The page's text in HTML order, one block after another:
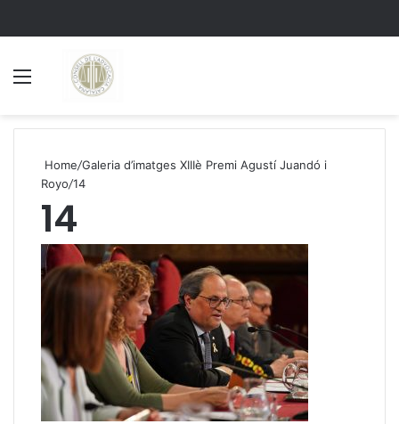
Home/Galeria d’imatges XIIIè Premi Agustí Juandó i
Royo/14
14